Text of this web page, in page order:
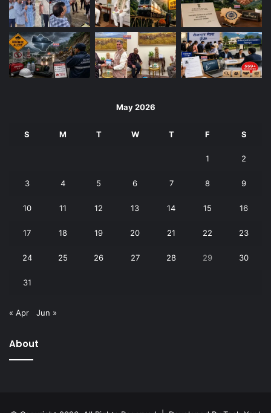
May 2026
S M T W T F S
1 2
3 4 5 6 7 8 9
10 11 12 13 14 15 16
17 18 19 20 21 22 23
24 25 26 27 28 29 30
31
« Apr Jun »
About